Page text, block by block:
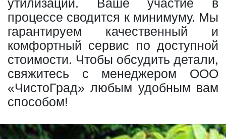
утилизации. Ваше участие в
процессе сводится к минимуму. Мы
гарантируем качественный и
комфортный сервис по доступной
стоимости. Чтобы обсудить детали,
свяжитесь с менеджером ООО
«ЧистоГрад» любым удобным вам
способом!